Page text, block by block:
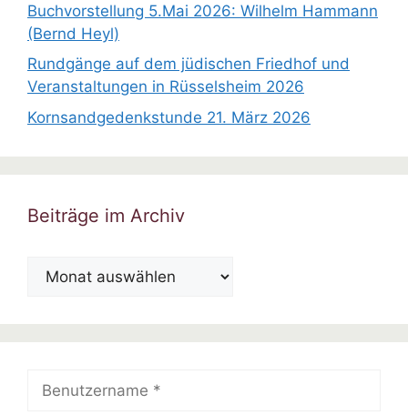
Buchvorstellung 5.Mai 2026: Wilhelm Hammann
(Bernd Heyl)
Rundgänge auf dem jüdischen Friedhof und
Veranstaltungen in Rüsselsheim 2026
Kornsandgedenkstunde 21. März 2026
Beiträge im Archiv
Beiträge